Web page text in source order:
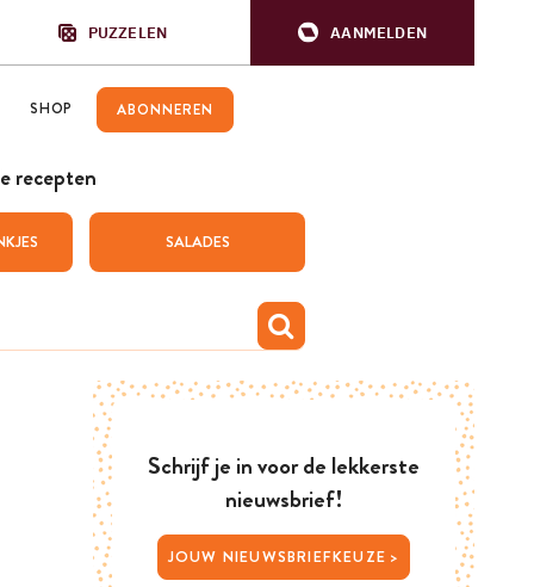
PUZZELEN AANMELDEN
SHOP ABONNEREN
recepten
SALADES
Schrijf je in voor de lekkerste
nieuwsbrief!
JOUW NIEUWSBRIEFKEUZE >